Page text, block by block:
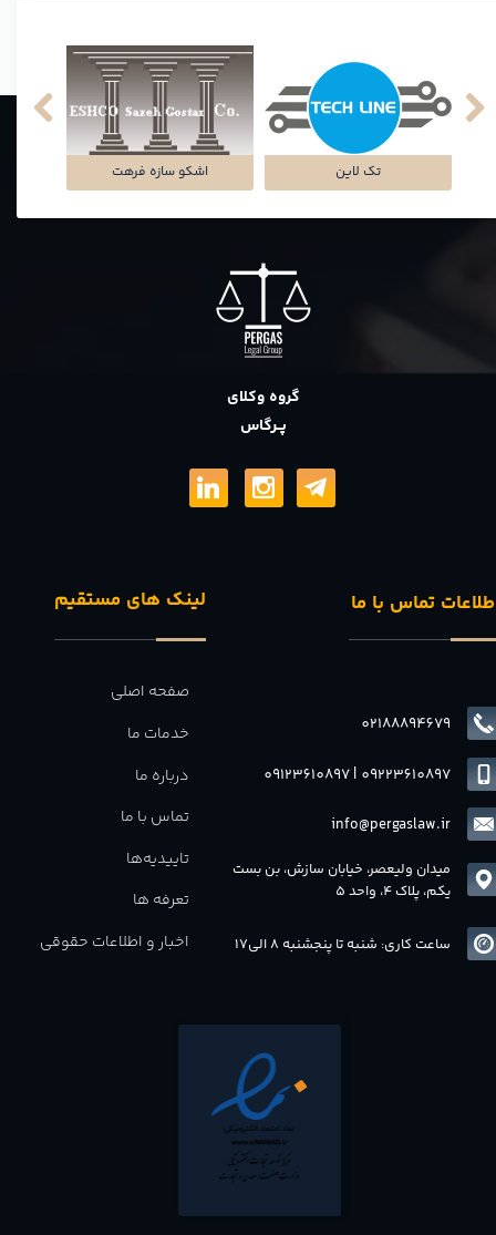
اشکو سازه فرهت تک لاین
گروه وکلای
پــرگاس
لینک های مستقیم
صفحه اصلی
خدمات ما
درباره ما
تماس با ما
تاییدیه‌ها
تعرفه ها
اخبار و اطلاعات حقوقی
تماس با ما
02188894679
info@pergaslaw.ir
09123610897| 09223610897
میدان ولیعصر، خیابان سازش، بن بست
یکم، پلاک 4، واحد 5
ساعت کاری: شنبه تا پنجشنبه 8 الی17